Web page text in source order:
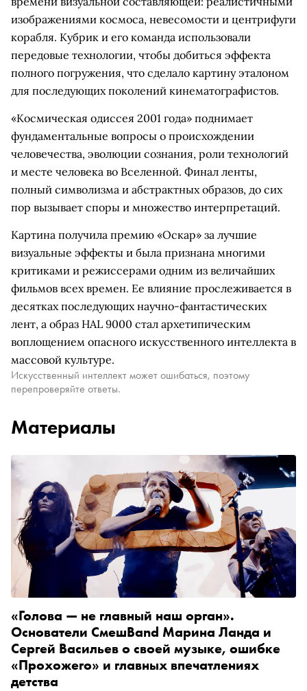
изображениями космоса, невесомости и центрифуги
корабля. Кубрик и его команда использовали
передовые технологии, чтобы добиться эффекта
полного погружения, что сделало картину эталоном
для последующих поколений кинематографистов.
«Космическая одиссея 2001 года» поднимает
фундаментальные вопросы о происхождении
человечества, эволюции сознания, роли технологий
и месте человека во Вселенной. Финал ленты,
полный символизма и абстрактных образов, до сих
пор вызывает споры и множество интерпретаций.
Картина получила премию «Оскар» за лучшие
визуальные эффекты и была признана многими
критиками и режиссерами одним из величайших
фильмов всех времен. Ее влияние прослеживается в
десятках последующих научно-фантастических
лент, а образ HAL 9000 стал архетипическим
воплощением опасного искусственного интеллекта в
массовой культуре.
Искусственный интеллект может ошибаться, поэтому
перепроверяйте ответы.
Материалы
«Голова — не главный наш орган».
Основатели СмешBand Марина Ланда и
Сергей Васильев о своей музыке, ошибке
«Прохожего» и главных впечатлениях
детства